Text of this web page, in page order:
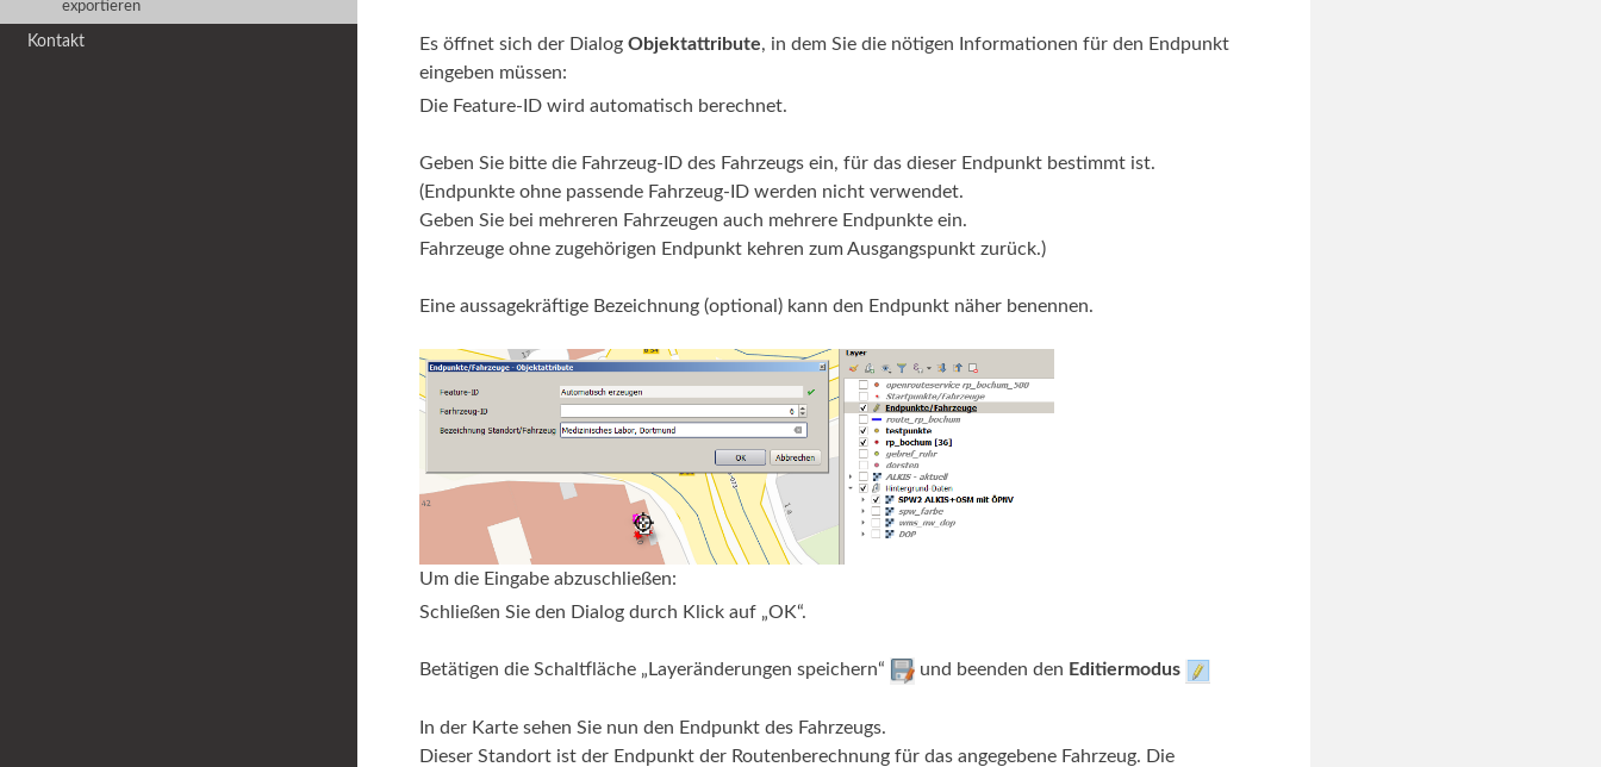
exportieren
Kontakt Es öffnet sich der Dialog Objektattribute, in dem Sie die nötigen Informationen für den Endpunkt
eingeben müssen:
Die Feature-ID wird automatisch berechnet.
Geben Sie bitte die Fahrzeug-ID des Fahrzeugs ein, für das dieser Endpunkt bestimmt ist.
(Endpunkte ohne passende Fahrzeug-ID werden nicht verwendet.
Geben Sie bei mehreren Fahrzeugen auch mehrere Endpunkte ein.
Fahrzeuge ohne zugehörigen Endpunkt kehren zum Ausgangspunkt zurück.)
Eine aussagekräftige Bezeichnung (optional) kann den Endpunkt näher benennen.
Um die Eingabe abzuschließen:
Schließen Sie den Dialog durch Klick auf „OK“.
Betätigen die Schaltfläche „Layeränderungen speichern“ und beenden den Editiermodus
In der Karte sehen Sie nun den Endpunkt des Fahrzeugs.
Dieser Standort ist der Endpunkt der Routenberechnung für das angegebene Fahrzeug. Die